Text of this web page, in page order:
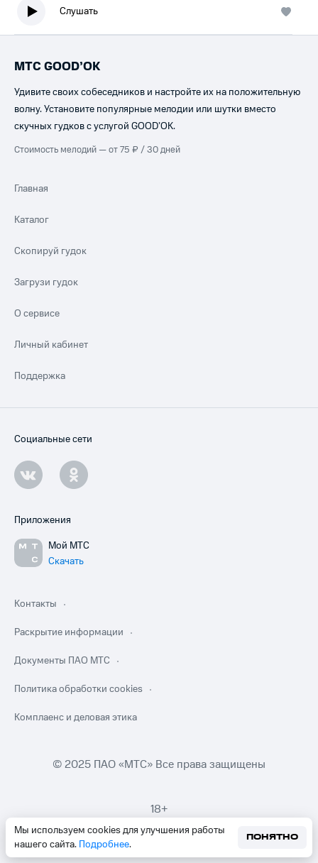
Слушать
Мы используем cookies для улучшения работы
нашего сайта. Подробнее.
ПОНЯТНО
МТС GOOD’OK
Удивите своих собеседников и настройте их на положительную
волну. Установите популярные мелодии или шутки вместо
скучных гудков с услугой GOOD’OK.
Стоимость мелодий — от 75 ₽ / 30 дней
Главная
Каталог
Скопируй гудок
Загрузи гудок
О сервисе
Личный кабинет
Поддержка
Социальные сети
Приложения
Мой МТС
Скачать
Контакты
Раскрытие информации
Документы ПАО МТС
Политика обработки cookies
Комплаенс и деловая этика
© 2025 ПАО «МТС» Все права защищены
18+